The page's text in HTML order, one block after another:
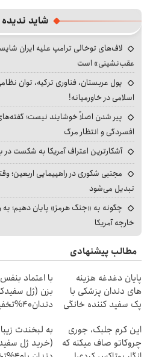
شاید
لاف‌های توخالی ترامپ علیه ایران
عقب‌نشینی» است
پول عربستان، فناوری ترکیه، توان
اسلامی در خاورمیانه!
پیر شدن اصلاً خوشایند نیست؛
افسردگی و انتظار مرگ
آشکارترین اعتراف آمریکا به شکست در
مجتبی شکوری در راهپیمایی اربعین؛
تبدیل می‌شود
چگونه به «جنگ هرمز» پایان دهیم؛
خارجه آمریکا
مطالب پیشنهادی
پایان دغدغه هزینه
های دندان پزشکی با
پک سفید کننده خانگی
با اعتماد
بزن (ژل
دندان40%تخفیف)
این کرم جلبک، جوری
چروکاتو صاف میکنه که
به لبخندت
(خرید ژل